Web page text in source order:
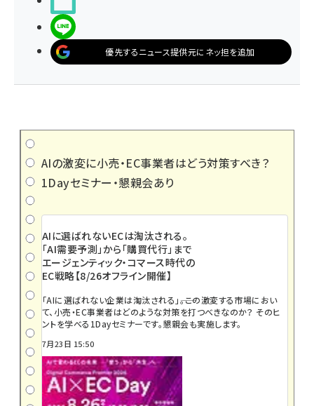
優先するニュース提供元にネッ担を追加
AIの激変に小売・EC事業者はどう対策すべき？
1Dayセミナー・懇親会あり
AIに選ばれないECは淘汰される。
「AI需要予測」から「購買代行」まで
エージェンティック・コマース時代の
EC戦略【8/26オフライン開催】
「AIに選ばれない企業は淘汰される」――。この激変する市場におい
て、小売・EC事業者はどのような対策を打つべきなのか？ そのヒ
ントを学べる1Dayセミナーです。懇親会も実施します。
7月23日 15:50